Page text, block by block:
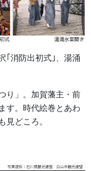
・0.5cmきざみ
｢消防出初式｣、湯涌
り」。加賀藩主・前
す。時代絵巻とあわ
見どころ。